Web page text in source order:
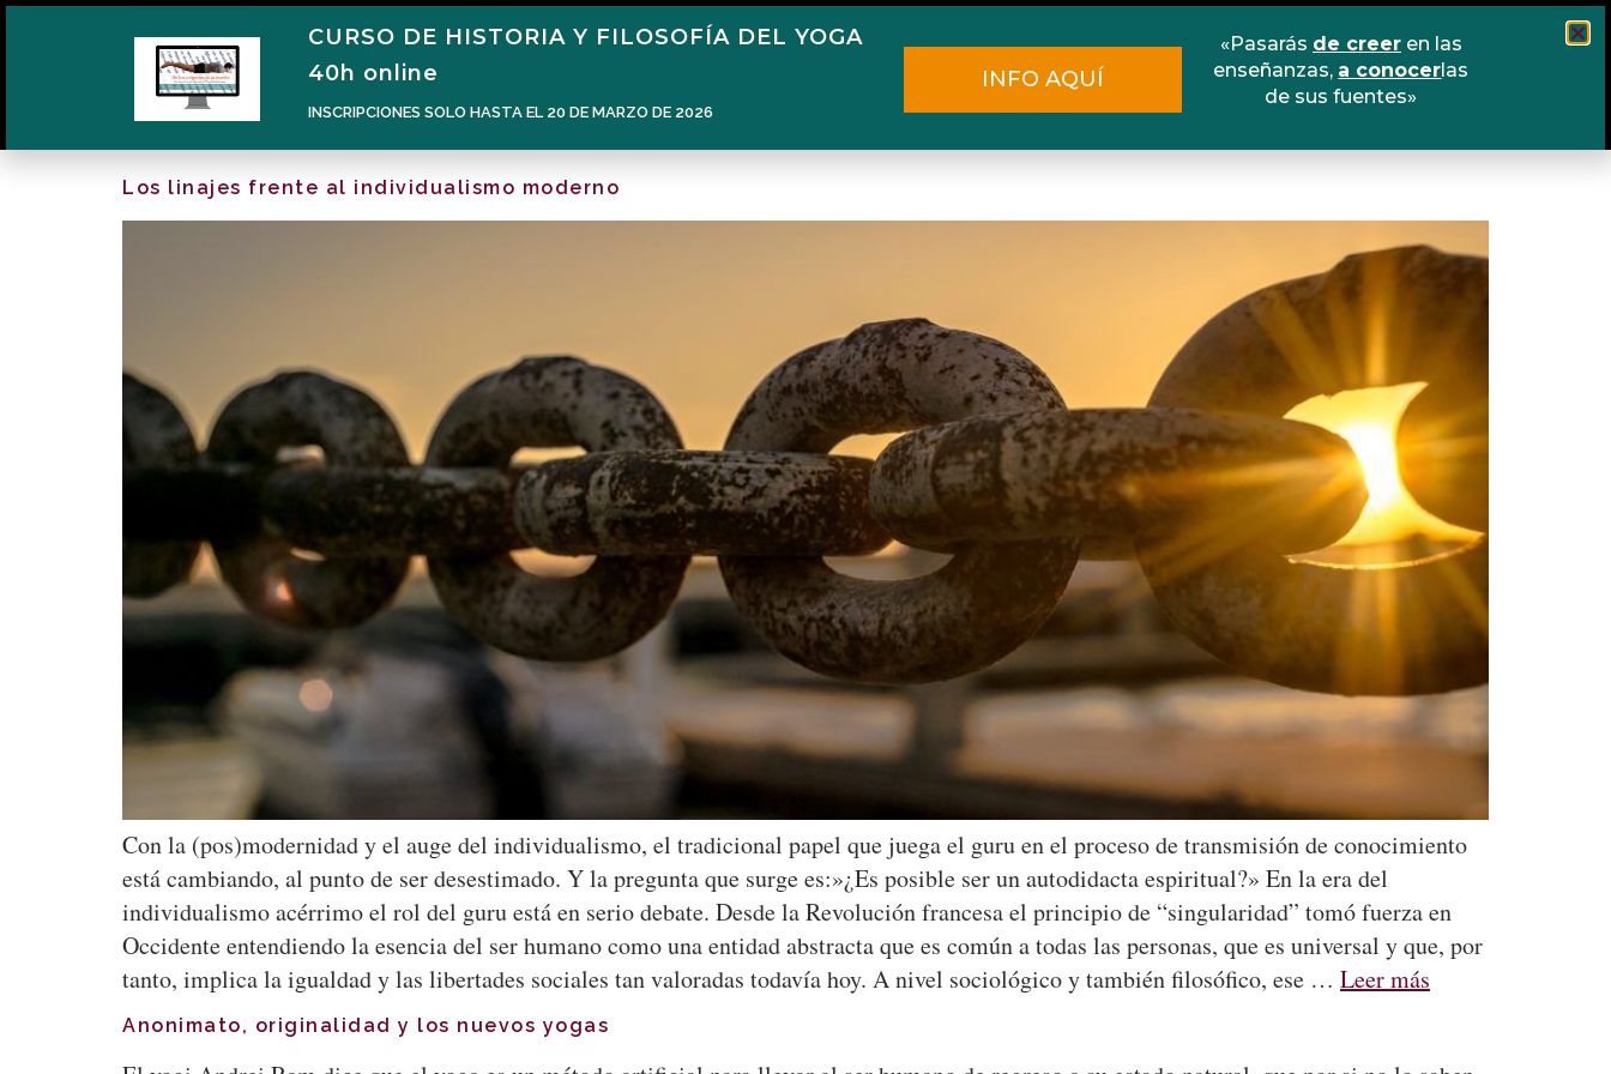
Narén Herrero Blog Cursos Escuela online
Los linajes frente al individualismo moderno
Con la (pos)modernidad y el auge del individualismo, el tradicional papel que juega el guru en el proceso de transmisión de conocimiento
está cambiando, al punto de ser desestimado. Y la pregunta que surge es:»¿Es posible ser un autodidacta espiritual?» En la era del
individualismo acérrimo el rol del guru está en serio debate. Desde la Revolución francesa el principio de “singularidad” tomó fuerza en
Occidente entendiendo la esencia del ser humano como una entidad abstracta que es común a todas las personas, que es universal y que, por
tanto, implica la igualdad y las libertades sociales tan valoradas todavía hoy. A nivel sociológico y también filosófico, ese … Leer más
Anonimato, originalidad y los nuevos yogas
CURSO DE HISTORIA Y FILOSOFÍA DEL YOGA
40h online
INSCRIPCIONES SOLO HASTA EL 20 DE MARZO DE 2026
INFO AQUÍ
«Pasarás de creeren las
enseñanzas, a conocerlas
de sus fuentes»